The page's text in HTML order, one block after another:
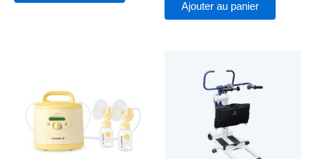
Ajouter au panier